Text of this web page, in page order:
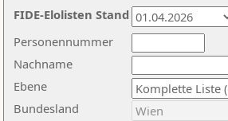
Nachname
Ebene
Personennummer
Bundesland
FIDE-Elolisten Stand